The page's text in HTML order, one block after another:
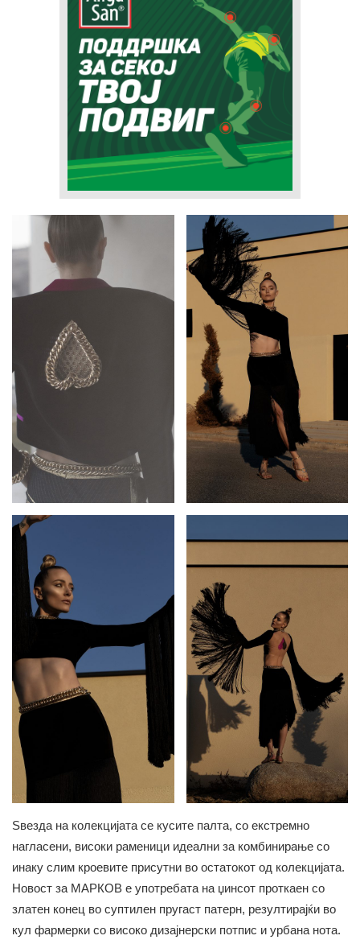
Ѕвезда на колекцијата се кусите палта, со екстремно
нагласени, високи раменици идеални за комбинирање со
инаку слим кроевите присутни во остатокот од колекцијата.
Новост за МАРКОВ е употребата на џинсот проткаен со
златен конец во суптилен пругаст патерн, резултирајќи во
кул фармерки со високо дизајнерски потпис и урбана нота.